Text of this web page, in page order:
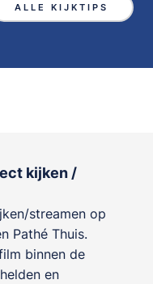
ALLE KIJKTIPS
kijken /
streamen op
Pathé Thuis.
binnen de
en